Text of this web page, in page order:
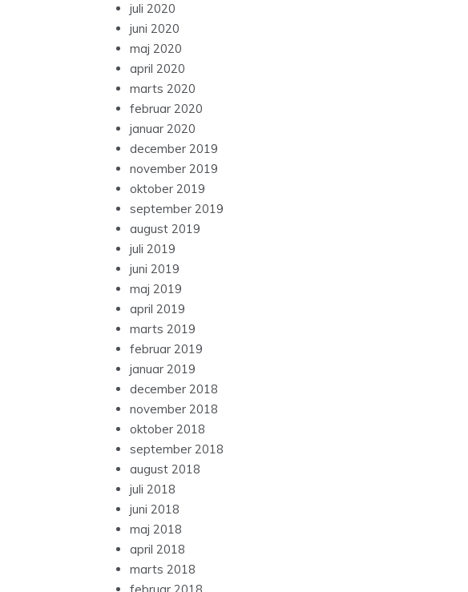
juli 2020
juni 2020
maj 2020
april 2020
marts 2020
februar 2020
januar 2020
december 2019
november 2019
oktober 2019
september 2019
august 2019
juli 2019
juni 2019
maj 2019
april 2019
marts 2019
februar 2019
januar 2019
december 2018
november 2018
oktober 2018
september 2018
august 2018
juli 2018
juni 2018
maj 2018
april 2018
marts 2018